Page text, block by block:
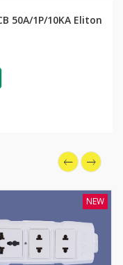
50A/1P/10KA Eliton
NEW